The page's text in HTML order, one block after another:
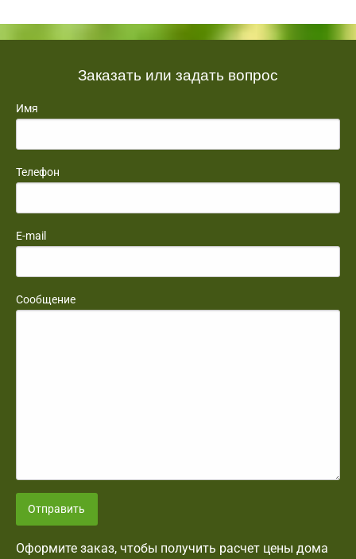
Заказать или задать вопрос
Имя
Телефон
E-mail
Сообщение
Отправить
Оформите заказ, чтобы получить расчет цены дома